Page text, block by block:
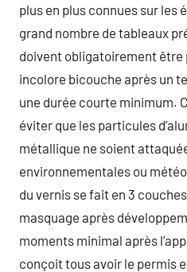
plus en plus connues sur les
grand nombre de tableaux
doivent obligatoirement être
incolore bicouche après un
une durée courte minimum.
éviter que les particules
métallique ne soient
environnementales ou
du vernis se fait en 3
masquage après
moments minimal après
conçoit tous avoir le permis